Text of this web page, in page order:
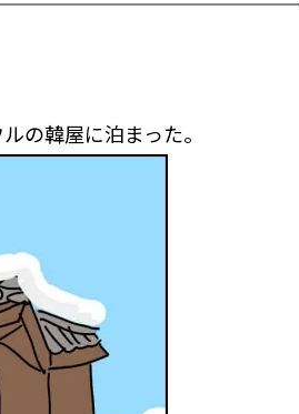
の韓屋に泊まった。